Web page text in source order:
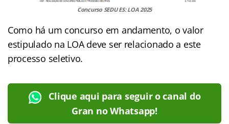
Concurso SEDU ES: LOA 2025
Como há um concurso em andamento, o valor
estipulado na LOA deve ser relacionado a este
processo seletivo.
Clique aqui para seguir o canal do
Gran no Whatsapp!